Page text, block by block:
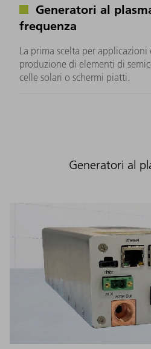
Generatori al
frequenza
La prima scelta per applicazioni
produzione di elementi di
celle solari o schermi piatti.
Generatori al